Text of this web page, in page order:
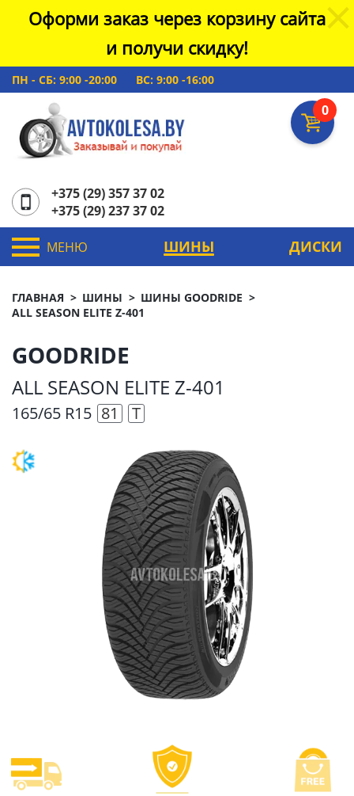
Оформи заказ через корзину сайта
и получи скидку!
ПН - СБ: 9:00 -20:00 ВС: 9:00 -16:00
0
+375 (29) 357 37 02
+375 (29) 237 37 02
МЕНЮ ШИНЫ ДИСКИ
ГЛАВНАЯ ШИНЫ
ШИНЫ GOODRIDE
ALL SEASON ELITE Z-401
GOODRIDE
ALL SEASON ELITE Z-401
165/65 R15 81 T